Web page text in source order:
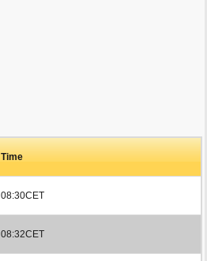
Time
08:30CET
08:32CET